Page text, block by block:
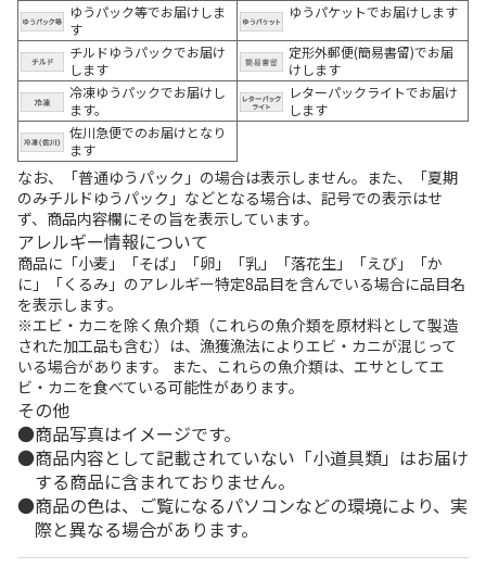
ゆうパック等でお届けしま
す
ゆうパケットでお届けします
チルドゆうパックでお届け
します
定形外郵便(簡易書留)でお届
けします
冷凍ゆうパックでお届けし
ます。
レターパックライトでお届け
します
佐川急便でのお届けとなり
ます
なお、「普通ゆうパック」の場合は表示しません。また、「夏期
のみチルドゆうパック」などとなる場合は、記号での表示はせ
ず、商品内容欄にその旨を表示しています。
アレルギー情報について
商品に「小麦」「そば」「卵」「乳」「落花生」「えび」「か
に」「くるみ」のアレルギー特定8品目を含んでいる場合に品目名
を表示します。
※エビ・カニを除く魚介類（これらの魚介類を原材料として製造
された加工品も含む）は、漁獲漁法によりエビ・カニが混じって
いる場合があります。 また、これらの魚介類は、エサとしてエ
ビ・カニを食べている可能性があります。
その他
商品写真はイメージです。
商品内容として記載されていない「小道具類」はお届け
する商品に含まれておりません。
商品の色は、ご覧になるパソコンなどの環境により、実
際と異なる場合があります。